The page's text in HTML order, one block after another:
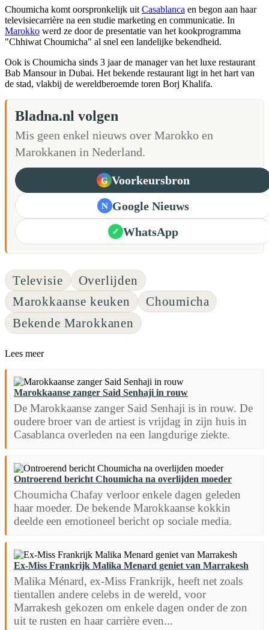
Choumicha komt oorspronkelijk uit Casablanca en begon aan haar
televisiecarrière na een studie marketing en communicatie. In
Marokko werd ze door de presentatie van het kookprogramma
"Chhiwat Choumicha" al snel een landelijke bekendheid.
Ook is Choumicha sinds 3 jaar de manager van het luxe restaurant
Bab Mansour in Dubai. Het bekende restaurant ligt in het hart van
de stad, vlakbij de wereldberoemde toren Borj Khalifa.
Bladna.nl volgen
Mis geen enkel nieuws over Marokko en
Marokkanen in Nederland.
G Voorkeursbron
N Google Nieuws
✓ WhatsApp
Televisie
Overlijden
Marokkaanse keuken
Choumicha
Bekende Marokkanen
Lees meer
Marokkaanse zanger Said Senhaji in rouw
De Marokkaanse zanger Said Senhaji is in rouw. De
oudere broer van de artiest is vrijdag in zijn huis in
Casablanca overleden na een langdurige ziekte.
Ontroerend bericht Choumicha na overlijden moeder
Choumicha Chafay verloor enkele dagen geleden
haar moeder. De bekende Marokkaanse kokkin
deelde een emotioneel bericht op sociale media.
Ex-Miss Frankrijk Malika Menard geniet van Marrakesh
Malika Ménard, ex-Miss Frankrijk, heeft net zoals
tientallen andere celebs in de wereld, voor
Marrakesh gekozen om enkele dagen onder de zon
uit te rusten en haar carrière even...